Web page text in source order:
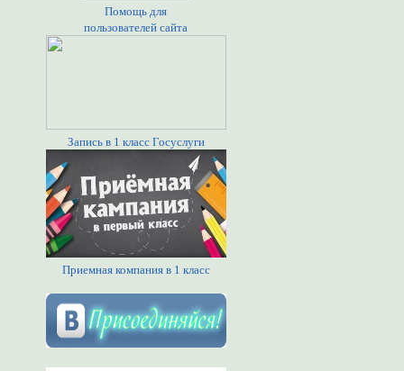
Помощь для
пользователей сайта
Запись в 1 класс Госуслуги
Приемная компания в 1 класс